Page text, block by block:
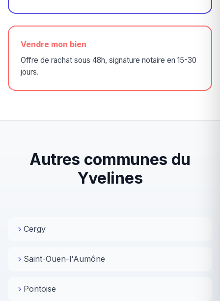
Vendre mon bien
Offre de rachat sous 48h, signature notaire en 15-30
jours.
Autres communes du
Yvelines
Cergy
Saint-Ouen-l'Aumône
Pontoise